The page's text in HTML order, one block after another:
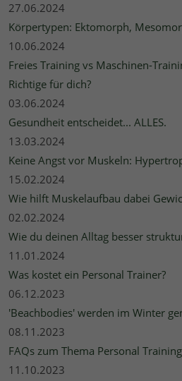
27.06.2024
Körpertypen: Ektomorph,
10.06.2024
Freies Training vs Maschinen-
Richtige für dich?
03.06.2024
Gesundheit entscheidet... ALLES.
13.03.2024
Keine Angst vor Muskeln:
15.02.2024
Wie hilft Muskelaufbau dabei
02.02.2024
Wie du deinen Alltag besser
11.01.2024
Was kostet ein Personal Trainer?
06.12.2023
'Beachbodies' werden im Winter
08.11.2023
FAQs zum Thema Personal Training
11.10.2023